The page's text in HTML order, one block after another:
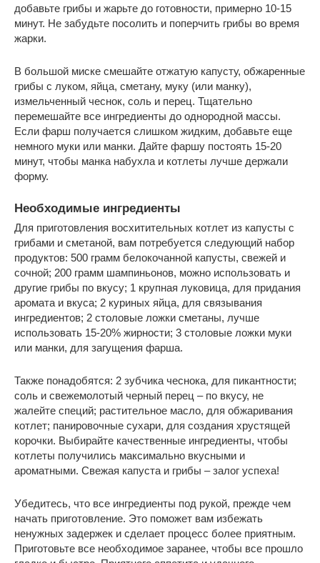
добавьте грибы и жарьте до готовности, примерно 10-15
минут. Не забудьте посолить и поперчить грибы во время
жарки.
В большой миске смешайте отжатую капусту, обжаренные
грибы с луком, яйца, сметану, муку (или манку),
измельченный чеснок, соль и перец. Тщательно
перемешайте все ингредиенты до однородной массы.
Если фарш получается слишком жидким, добавьте еще
немного муки или манки. Дайте фаршу постоять 15-20
минут, чтобы манка набухла и котлеты лучше держали
форму.
Необходимые ингредиенты
Для приготовления восхитительных котлет из капусты с
грибами и сметаной, вам потребуется следующий набор
продуктов: 500 грамм белокочанной капусты, свежей и
сочной; 200 грамм шампиньонов, можно использовать и
другие грибы по вкусу; 1 крупная луковица, для придания
аромата и вкуса; 2 куриных яйца, для связывания
ингредиентов; 2 столовые ложки сметаны, лучше
использовать 15-20% жирности; 3 столовые ложки муки
или манки, для загущения фарша.
Также понадобятся: 2 зубчика чеснока, для пикантности;
соль и свежемолотый черный перец – по вкусу, не
жалейте специй; растительное масло, для обжаривания
котлет; панировочные сухари, для создания хрустящей
корочки. Выбирайте качественные ингредиенты, чтобы
котлеты получились максимально вкусными и
ароматными. Свежая капуста и грибы – залог успеха!
Убедитесь, что все ингредиенты под рукой, прежде чем
начать приготовление. Это поможет вам избежать
ненужных задержек и сделает процесс более приятным.
Приготовьте все необходимое заранее, чтобы все прошло